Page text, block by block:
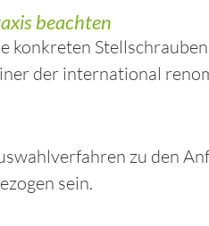
beachten
konkreten
der international
zu den
sein.